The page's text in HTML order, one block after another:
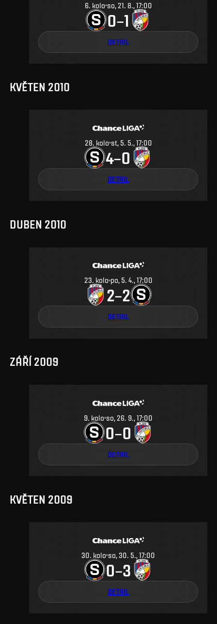
6. kolo so, 21. 8., 17:00
0–1
DETAIL
KVĚTEN 2010
28. kolo st, 5. 5., 17:00
4–0
DETAIL
DUBEN 2010
23. kolo po, 5. 4., 17:00
2–2
DETAIL
ZÁŘÍ 2009
9. kolo so, 26. 9., 17:00
0–0
DETAIL
KVĚTEN 2009
30. kolo so, 30. 5., 17:00
0–3
DETAIL